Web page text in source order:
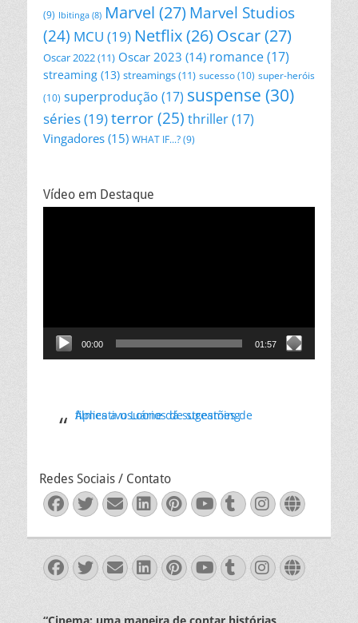
(9) Ibitinga (8) Marvel (27) Marvel Studios
(24) MCU (19) Netflix(26) Oscar(27)
Oscar 2022(11) Oscar 2023 (14) romance(17)
streaming (13) streamings(11) sucesso(10) super-heróis
(10) superprodução (17) suspense (30)
séries(19)terror(25) thriller(17)
Vingadores (15) WHAT IF...? (9)
Vídeo em Destaque
00:00 01:57
Aplicativo Loone dá sugestões de filmes a usuários de streaming
Redes Sociais / Contato
Facebook
Twitter
EmailLinkedIn
Pinterest
YouTube
Tumblr
Facebook
Twitter
EmailLinkedIn
Pinterest
YouTube
Tumblr